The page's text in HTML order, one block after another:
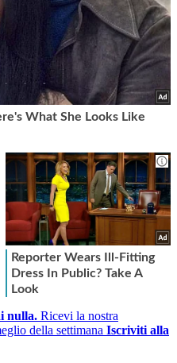
nulla. Ricevi la nostra
della settimana Iscriviti alla